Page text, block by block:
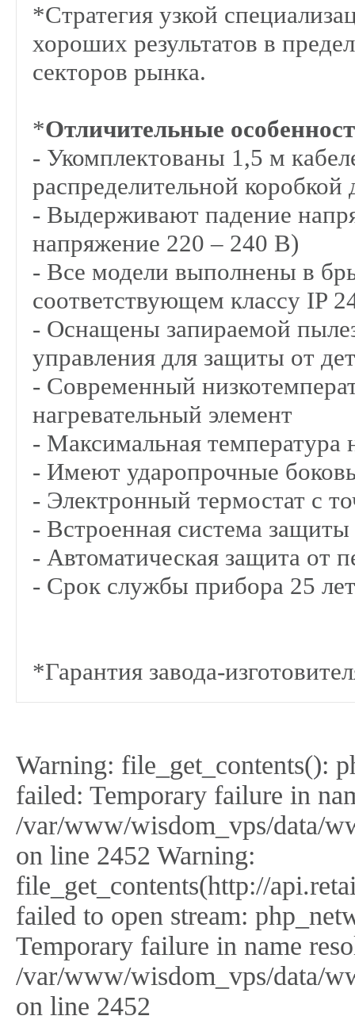
*Стратегия узкой
хороших результатов в
секторов рынка.
*Отличительные
- Укомплектованы 1,5 м
распределительной
- Выдерживают падение
напряжение 220 – 240 В)
- Все модели выполнены в
соответствующем классу IP
- Оснащены запираемой
управления для защиты от
- Современный
нагревательный элемент
- Максимальная температура
- Имеют ударопрочные
- Электронный термостат с
- Встроенная система защиты
- Автоматическая защита от
- Срок службы прибора 25 лет
*Гарантия завода-
Warning: file_get_contents():
failed: Temporary failure in
/var/www/wisdom_vps/data/
on line 2452 Warning:
file_get_contents(http://
failed to open stream:
Temporary failure in name
/var/www/wisdom_vps/data/
on line 2452